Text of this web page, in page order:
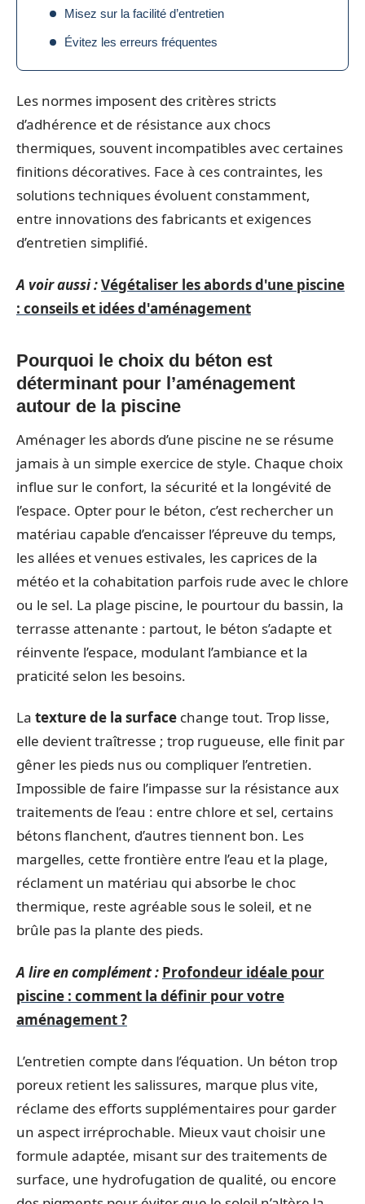
Misez sur la facilité d’entretien
Évitez les erreurs fréquentes
Les normes imposent des critères stricts
d’adhérence et de résistance aux chocs
thermiques, souvent incompatibles avec certaines
finitions décoratives. Face à ces contraintes, les
solutions techniques évoluent constamment,
entre innovations des fabricants et exigences
d’entretien simplifié.
A voir aussi :Végétaliser les abords d'une piscine
: conseils et idées d'aménagement
Pourquoi le choix du béton est
déterminant pour l’aménagement
autour de la piscine
Aménager les abords d’une piscine ne se résume
jamais à un simple exercice de style. Chaque choix
influe sur le confort, la sécurité et la longévité de
l’espace. Opter pour le béton, c’est rechercher un
matériau capable d’encaisser l’épreuve du temps,
les allées et venues estivales, les caprices de la
météo et la cohabitation parfois rude avec le chlore
ou le sel. La plage piscine, le pourtour du bassin, la
terrasse attenante : partout, le béton s’adapte et
réinvente l’espace, modulant l’ambiance et la
praticité selon les besoins.
La texture de la surface change tout. Trop lisse,
elle devient traîtresse ; trop rugueuse, elle finit par
gêner les pieds nus ou compliquer l’entretien.
Impossible de faire l’impasse sur la résistance aux
traitements de l’eau : entre chlore et sel, certains
bétons flanchent, d’autres tiennent bon. Les
margelles, cette frontière entre l’eau et la plage,
réclament un matériau qui absorbe le choc
thermique, reste agréable sous le soleil, et ne
brûle pas la plante des pieds.
A lire en complément : Profondeur idéale pour
piscine : comment la définir pour votre
aménagement ?
L’entretien compte dans l’équation. Un béton trop
poreux retient les salissures, marque plus vite,
réclame des efforts supplémentaires pour garder
un aspect irréprochable. Mieux vaut choisir une
formule adaptée, misant sur des traitements de
surface, une hydrofugation de qualité, ou encore